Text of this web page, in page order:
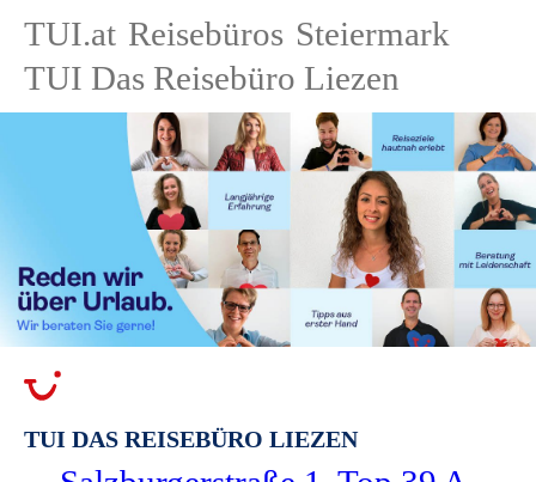
TUI.at Reisebüros Steiermark
TUI Das Reisebüro Liezen
TUI DAS REISEBÜRO LIEZEN